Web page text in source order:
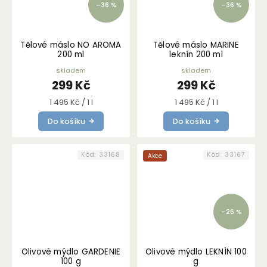
–36 %
Tělové máslo NO AROMA
200 ml
skladem
299 Kč
Měrná
cena:
1 495 Kč / 1 l
Do košíku
–36 %
Tělové máslo MARINE
leknín 200 ml
skladem
299 Kč
Měrná
cena:
1 495 Kč / 1 l
Do košíku
Olivové mýdlo GARDENIE
100 g
Kód: 33168 Akce
–26 %
Olivové mýdlo LEKNÍN 100
g
Kód: 33167